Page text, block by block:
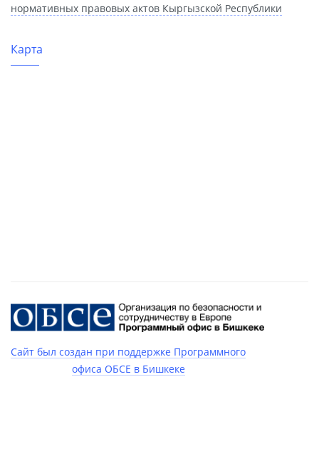
нормативных правовых актов Кыргызской Республики
Карта
Сайт был создан при поддержке Программного
офиса ОБСЕ в Бишкеке